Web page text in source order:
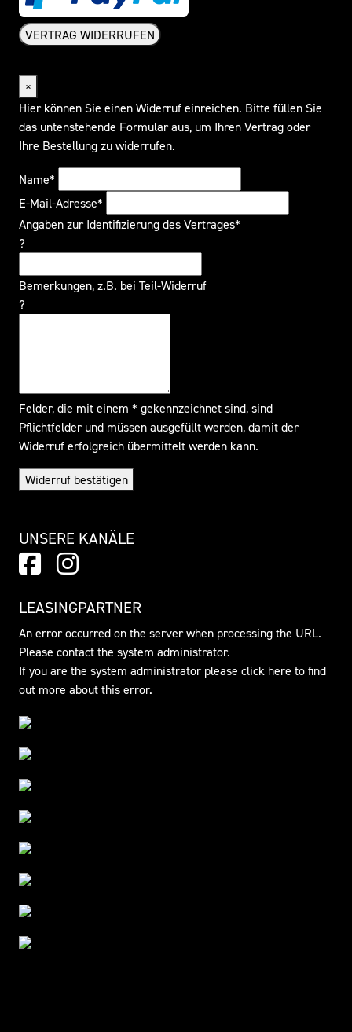
VERTRAG WIDERRUFEN
×
Hier können Sie einen Widerruf einreichen. Bitte füllen Sie
das untenstehende Formular aus, um Ihren Vertrag oder
Ihre Bestellung zu widerrufen.
Name*
E-Mail-Adresse*
Angaben zur Identifizierung des Vertrages*
?
Bemerkungen, z.B. bei Teil-Widerruf
?
Felder, die mit einem * gekennzeichnet sind, sind
Pflichtfelder und müssen ausgefüllt werden, damit der
Widerruf erfolgreich übermittelt werden kann.
Widerruf bestätigen
UNSERE KANÄLE
LEASINGPARTNER
An error occurred on the server when processing the URL.
Please contact the system administrator.
If you are the system administrator please click here to find
out more about this error.